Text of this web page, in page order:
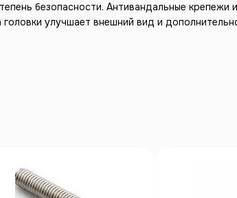
безопасности. Антивандальные крепежи
улучшает внешний вид и